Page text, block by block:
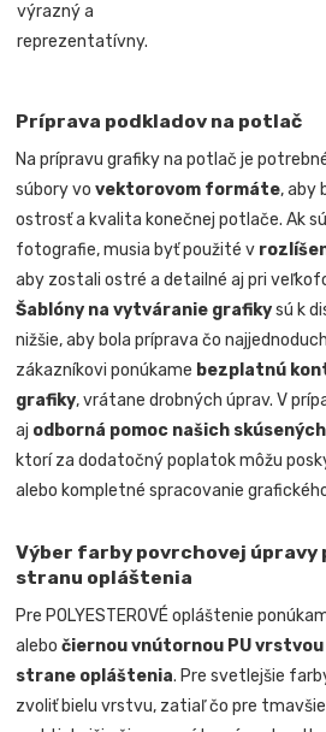
výrazný a
reprezentatívny.
Príprava podkladov na potlač
Na prípravu grafiky na potlač je
súbory vovektorovom formáte, aby
ostrosť a kvalita konečnej potlače. Ak
fotografie, musia byť použité v
aby zostali ostré a detailné aj pri
Šablóny na vytváranie grafikysú k
nižšie, aby bola príprava čo
zákazníkovi ponúkame bezplatnú
grafiky, vrátane drobných úprav. V
aj odborná pomoc našich
ktorí za dodatočný poplatok môžu
alebo kompletné spracovanie
Výber farby povrchovej úpravy
stranu opláštenia
Pre POLYESTEROVÉ opláštenie
alebočiernou vnútornou PU vrstvou
strane opláštenia. Pre svetlejšie
zvoliť bielu vrstvu, zatiaľ čo pre